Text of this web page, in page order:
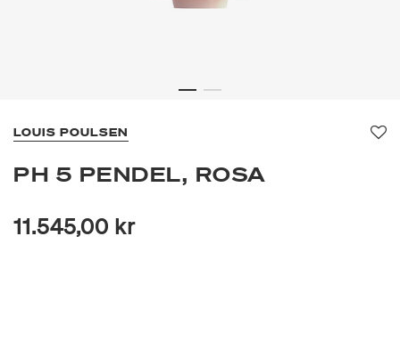
LOUIS POULSEN
PH 5 PENDEL, ROSA
11.545,00 kr